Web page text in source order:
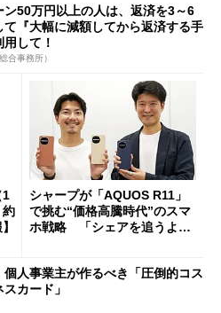
ン50万円以上の人は、返済を3～6
て『大幅に減額してから返済する手
して！
合事務所）
1
約
シャープが「AQUOS R11」
で挑む“価格高騰時代”のスマ
ホ戦略 「シェアを追うより
個人事業主が作るべき「圧倒的コス
カード」